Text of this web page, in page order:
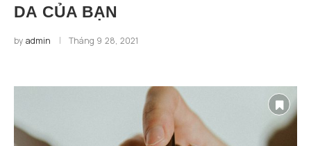
DA CỦA BẠN
by admin Tháng 9 28, 2021